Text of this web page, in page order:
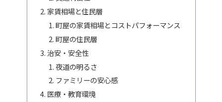
家賃相場と住民層
町屋の家賃相場とコストパフォーマンス
町屋の住民層
治安・安全性
夜道の明るさ
ファミリーの安心感
医療・教育環境